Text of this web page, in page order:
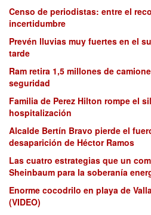
Censo de periodistas: entre el
incertidumbre
Prevén lluvias muy fuertes en el
tarde
Ram retira 1,5 millones de
seguridad
Familia de Perez Hilton rompe el
hospitalización
Alcalde Bertín Bravo pierde el
desaparición de Héctor Ramos
Las cuatro estrategias que un
Sheinbaum para la soberanía
Enorme cocodrilo en playa de
(VIDEO)